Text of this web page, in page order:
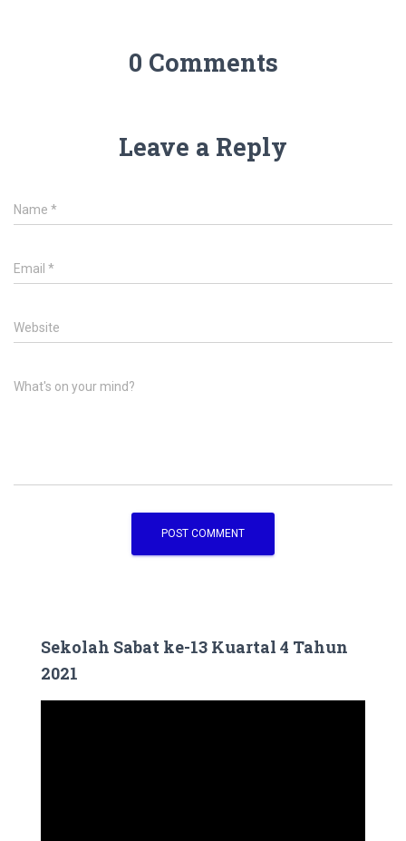
0 Comments
Leave a Reply
Name *
Email *
Website
What's on your mind?
Sekolah Sabat ke-13 Kuartal 4 Tahun
2021